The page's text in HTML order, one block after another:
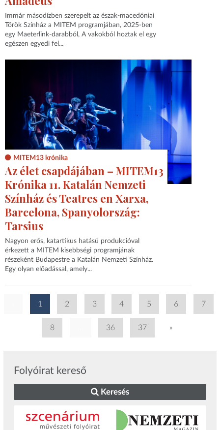
Immár másodízben szerepelt az észak-macedóniai
Török Színház a MITEM programjában, 2025-ben
egy Maeterlink-darabból, A vakokból hoztak el egy
egészen egyedi fel...
MITEM13 krónika
Az élet csapdájában – MITEM13
Krónika 11. Katalán Nemzeti
Színház és Teatres en Xarxa,
Barcelona, Spanyolország:
Tarsius
Nagyon erős, katartikus hatású produkcióval
érkezett a MITEM kisebbségi programjának
részeként Budapestre a Katalán Nemzeti Színház.
Egy olyan előadással, amely...
1 2 3 4 5 6 7
8 36 37 »
Folyóirat kereső
Keresés